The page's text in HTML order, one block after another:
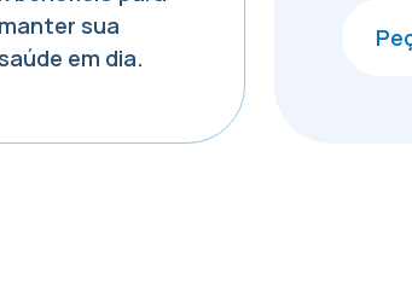
manter sua
em dia.